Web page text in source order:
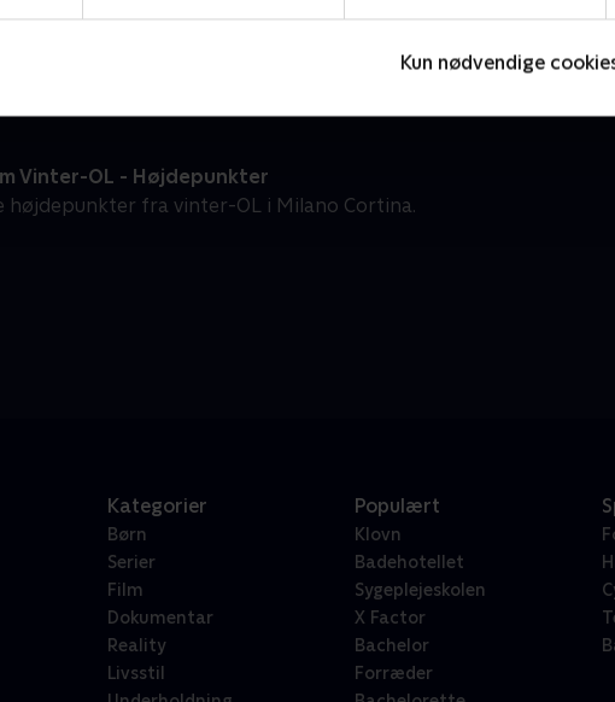
Kun nødvendige
Vinter-OL - Højdepunkter
højdepunkter fra vinter-OL i Milano Cortina.
Kategorier
Børn
Serier
Film
Dokumentar
Reality
Livsstil
Populært
Klovn
Badehotellet
Sygeplejeskolen
X Factor
Bachelor
Forræder